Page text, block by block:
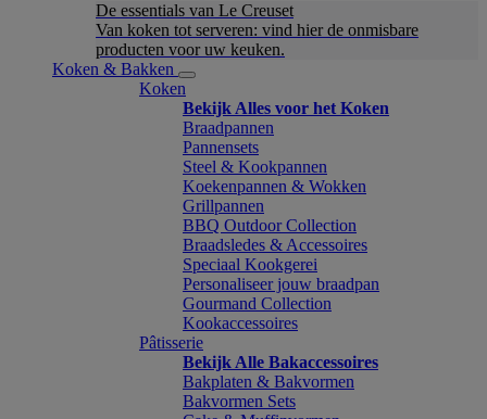
De essentials van Le Creuset
Van koken tot serveren: vind hier de onmisbare
producten voor uw keuken.
Koken & Bakken
Koken
Bekijk Alles voor het Koken
Braadpannen
Pannensets
Steel & Kookpannen
Koekenpannen & Wokken
Grillpannen
BBQ Outdoor Collection
Braadsledes & Accessoires
Speciaal Kookgerei
Personaliseer jouw braadpan
Gourmand Collection
Kookaccessoires
Pâtisserie
Bekijk Alle Bakaccessoires
Bakplaten & Bakvormen
Bakvormen Sets